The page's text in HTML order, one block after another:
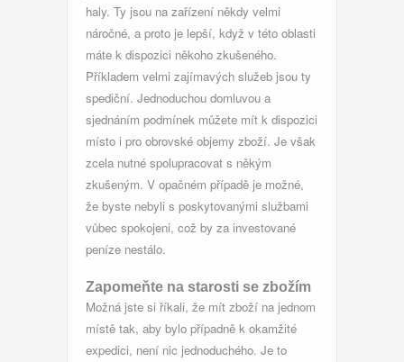
haly. Ty jsou na zařízení někdy velmi
náročné, a proto je lepší, když v této oblasti
máte k dispozici někoho zkušeného.
Příkladem velmi zajímavých služeb jsou ty
spediční. Jednoduchou domluvou a
sjednáním podmínek můžete mít k dispozici
místo i pro obrovské objemy zboží. Je však
zcela nutné spolupracovat s někým
zkušeným. V opačném případě je možné,
že byste nebyli s poskytovanými službami
vůbec spokojeni, což by za investované
peníze nestálo.
Zapomeňte na starosti se zbožím
Možná jste si říkali, že mít zboží na jednom
místě tak, aby bylo případně k okamžité
expedici, není nic jednoduchého. Je to